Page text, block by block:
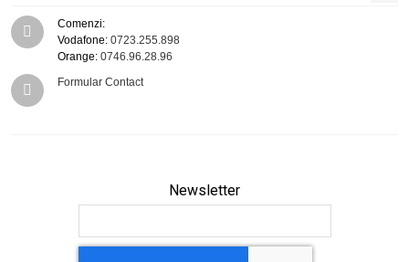
Comenzi:
Vodafone: 0723.255.898
Orange: 0746.96.28.96
Formular Contact
Newsletter